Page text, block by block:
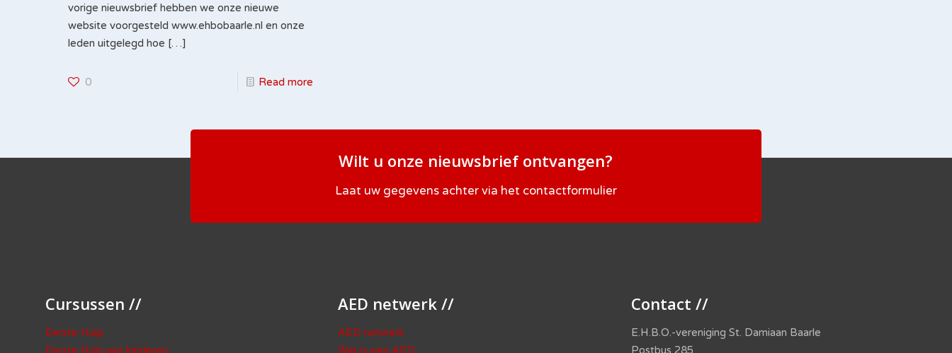
vorige nieuwsbrief hebben we onze nieuwe
website voorgesteld www.ehbobaarle.nl en onze
leden uitgelegd hoe […]
0 Read more
Wilt u onze nieuwsbrief ontvangen?
Laat uw gegevens achter via het contactformulier
Cursussen //
Eerste Hulp
Eerste Hulp aan kinderen
AED netwerk //
AED netwerk
Wat is een AED
Contact //
E.H.B.O.-vereniging St. Damiaan Baarle
Postbus 285